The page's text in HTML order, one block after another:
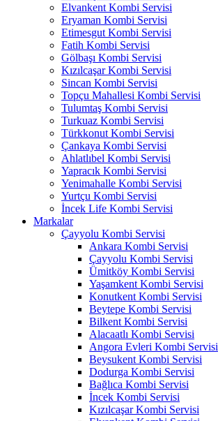
Elvankent Kombi Servisi
Eryaman Kombi Servisi
Etimesgut Kombi Servisi
Fatih Kombi Servisi
Gölbaşı Kombi Servisi
Kızılcaşar Kombi Servisi
Sincan Kombi Servisi
Topçu Mahallesi Kombi Servisi
Tulumtaş Kombi Servisi
Turkuaz Kombi Servisi
Türkkonut Kombi Servisi
Çankaya Kombi Servisi
Ahlatlıbel Kombi Servisi
Yapracık Kombi Servisi
Yenimahalle Kombi Servisi
Yurtçu Kombi Servisi
İncek Life Kombi Servisi
Markalar
Çayyolu Kombi Servisi
Ankara Kombi Servisi
Çayyolu Kombi Servisi
Ümitköy Kombi Servisi
Yaşamkent Kombi Servisi
Konutkent Kombi Servisi
Beytepe Kombi Servisi
Bilkent Kombi Servisi
Alacaatlı Kombi Servisi
Angora Evleri Kombi Servisi
Beysukent Kombi Servisi
Dodurga Kombi Servisi
Bağlıca Kombi Servisi
İncek Kombi Servisi
Kızılcaşar Kombi Servisi